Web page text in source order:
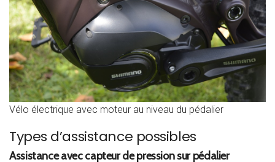
Vélo électrique avec moteur au niveau du pédalier
Types d’assistance possibles
Assistance avec capteur de pression sur pédalier